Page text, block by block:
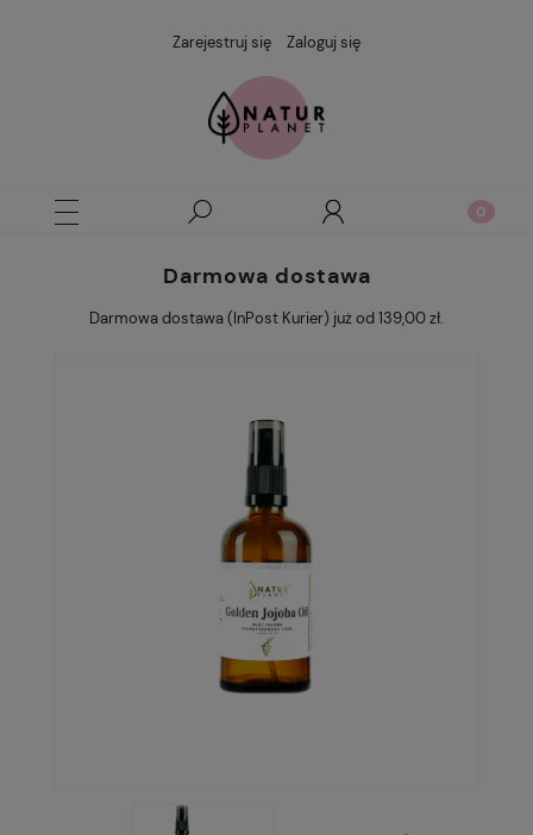
Zarejestruj się Zaloguj się
Darmowa dostawa
Darmowa dostawa (InPost Kurier) już od 139,00 zł.